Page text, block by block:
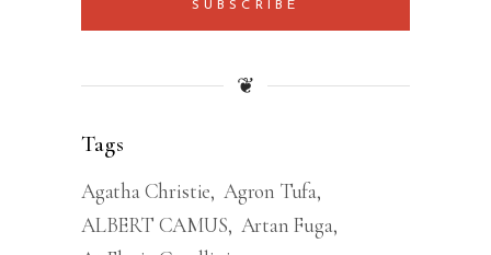
SUBSCRIBE
❦
Tags
Agatha Christie Agron Tufa
ALBERT CAMUS Artan Fuga